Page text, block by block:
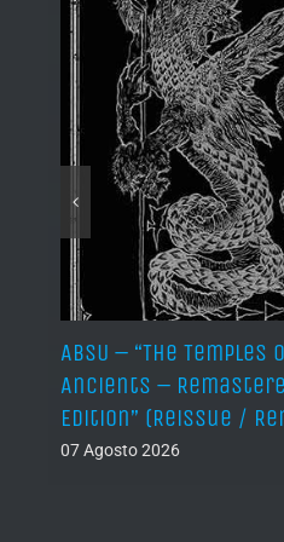
ABSU – “The
Ancients –
Edition” (Reissue /
07 Agosto 2026